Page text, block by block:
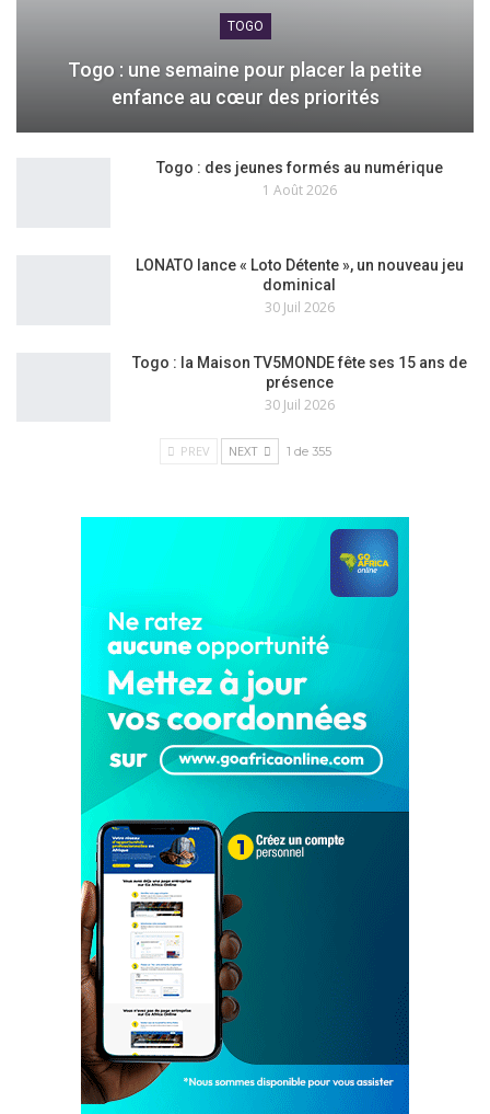
TOGO
Togo : une semaine pour placer la petite
enfance au cœur des priorités
Togo : des jeunes formés au numérique
1 Août 2026
LONATO lance « Loto Détente », un nouveau jeu
dominical
30 Juil 2026
Togo : la Maison TV5MONDE fête ses 15 ans de
présence
30 Juil 2026
PREV NEXT 1 de 355